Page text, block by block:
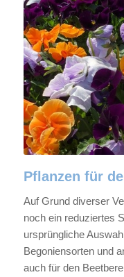
Pflanzen für
Auf Grund diverser
noch ein reduziertes
ursprüngliche
Begoniensorten und
auch für den